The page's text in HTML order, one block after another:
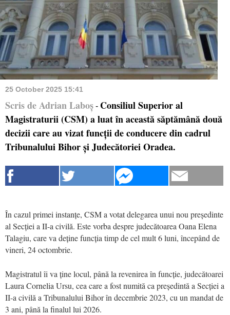
25 October 2025 15:41
Scris de Adrian Laboș - Consiliul Superior al
Magistraturii (CSM) a luat în această săptămână două
decizii care au vizat funcții de conducere din cadrul
Tribunalului Bihor și Judecătoriei Oradea.
În cazul primei instanțe, CSM a votat delegarea unui nou președinte
al Secției a II-a civilă. Este vorba despre judecătoarea Oana Elena
Talagiu, care va deține funcția timp de cel mult 6 luni, începând de
vineri, 24 octombrie.
Magistratul îi va ține locul, până la revenirea în funcție, judecătoarei
Laura Cornelia Ursu, cea care a fost numită ca președintă a Secției a
II-a civilă a Tribunalului Bihor în decembrie 2023, cu un mandat de
3 ani, până la finalul lui 2026.